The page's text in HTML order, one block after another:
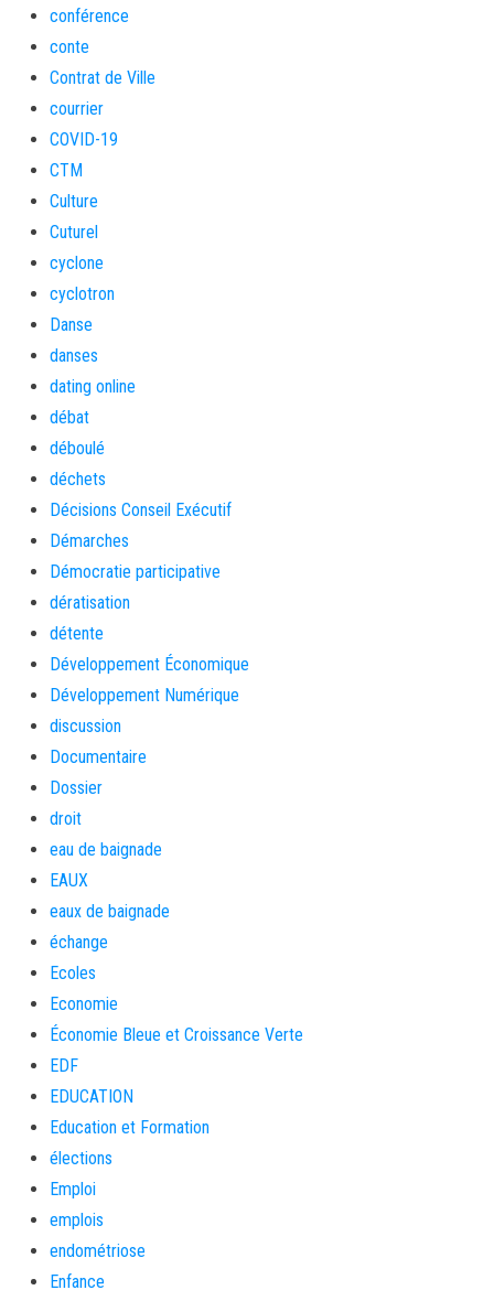
conférence
conte
Contrat de Ville
courrier
COVID-19
CTM
Culture
Cuturel
cyclone
cyclotron
Danse
danses
dating online
débat
déboulé
déchets
Décisions Conseil Exécutif
Démarches
Démocratie participative
dératisation
détente
Développement Économique
Développement Numérique
discussion
Documentaire
Dossier
droit
eau de baignade
EAUX
eaux de baignade
échange
Ecoles
Economie
Économie Bleue et Croissance Verte
EDF
EDUCATION
Education et Formation
élections
Emploi
emplois
endométriose
Enfance